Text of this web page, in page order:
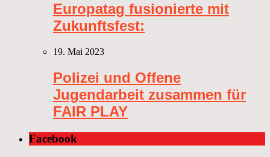
Europatag fusionierte mit
Zukunftsfest:
19. Mai 2023
Polizei und Offene
Jugendarbeit zusammen für
FAIR PLAY
Facebook